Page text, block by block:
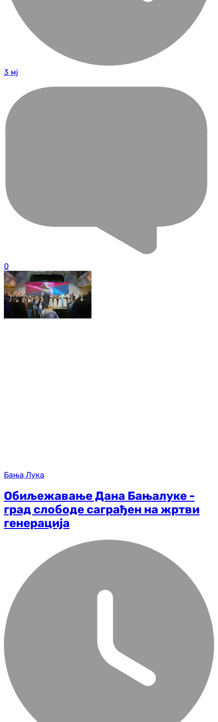
3 мј
0
Бања Лука
Обиљежавање Дана Бањалуке -
град слободе саграђен на жртви
генерација